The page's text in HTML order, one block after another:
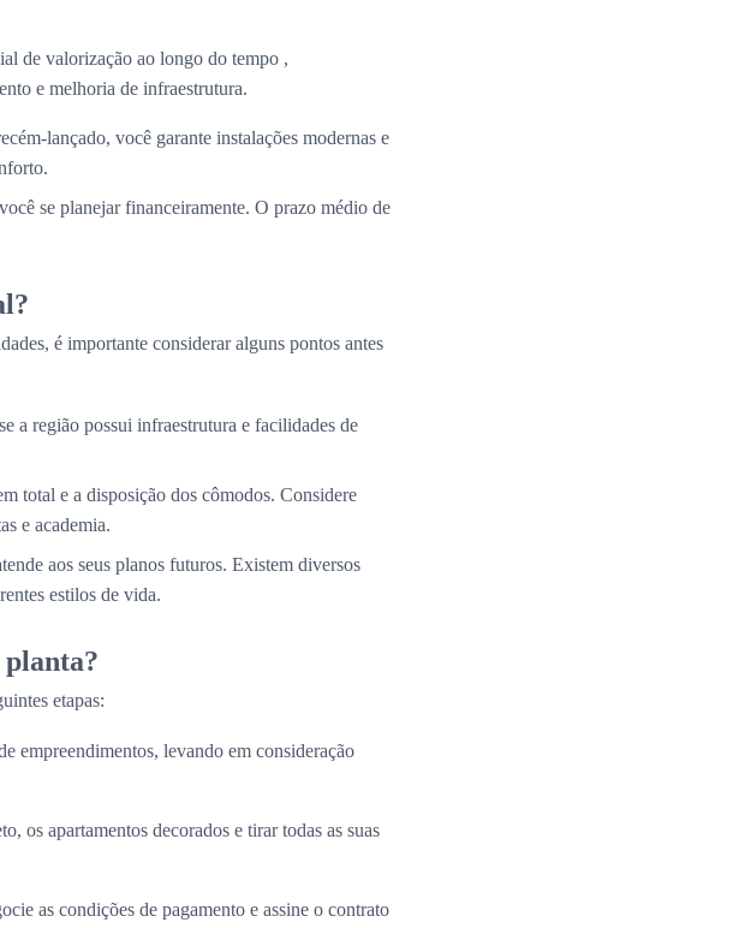
de valorização ao longo do tempo ,
e melhoria de infraestrutura.
lançado, você garante instalações modernas e
se planejar financeiramente. O prazo médio de
é importante considerar alguns pontos antes
a região possui infraestrutura e facilidades de
total e a disposição dos cômodos. Considere
e academia.
aos seus planos futuros. Existem diversos
estilos de vida.
etapas:
empreendimentos, levando em consideração
os apartamentos decorados e tirar todas as suas
as condições de pagamento e assine o contrato